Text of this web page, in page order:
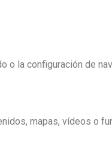
o la configuración de
mapas, vídeos o